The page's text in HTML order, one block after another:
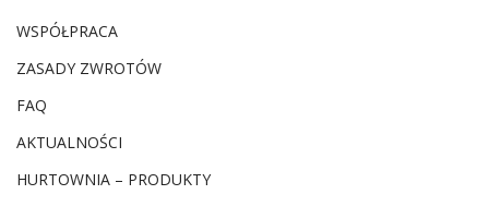
WSPÓŁPRACA
ZASADY ZWROTÓW
FAQ
AKTUALNOŚCI
HURTOWNIA – PRODUKTY